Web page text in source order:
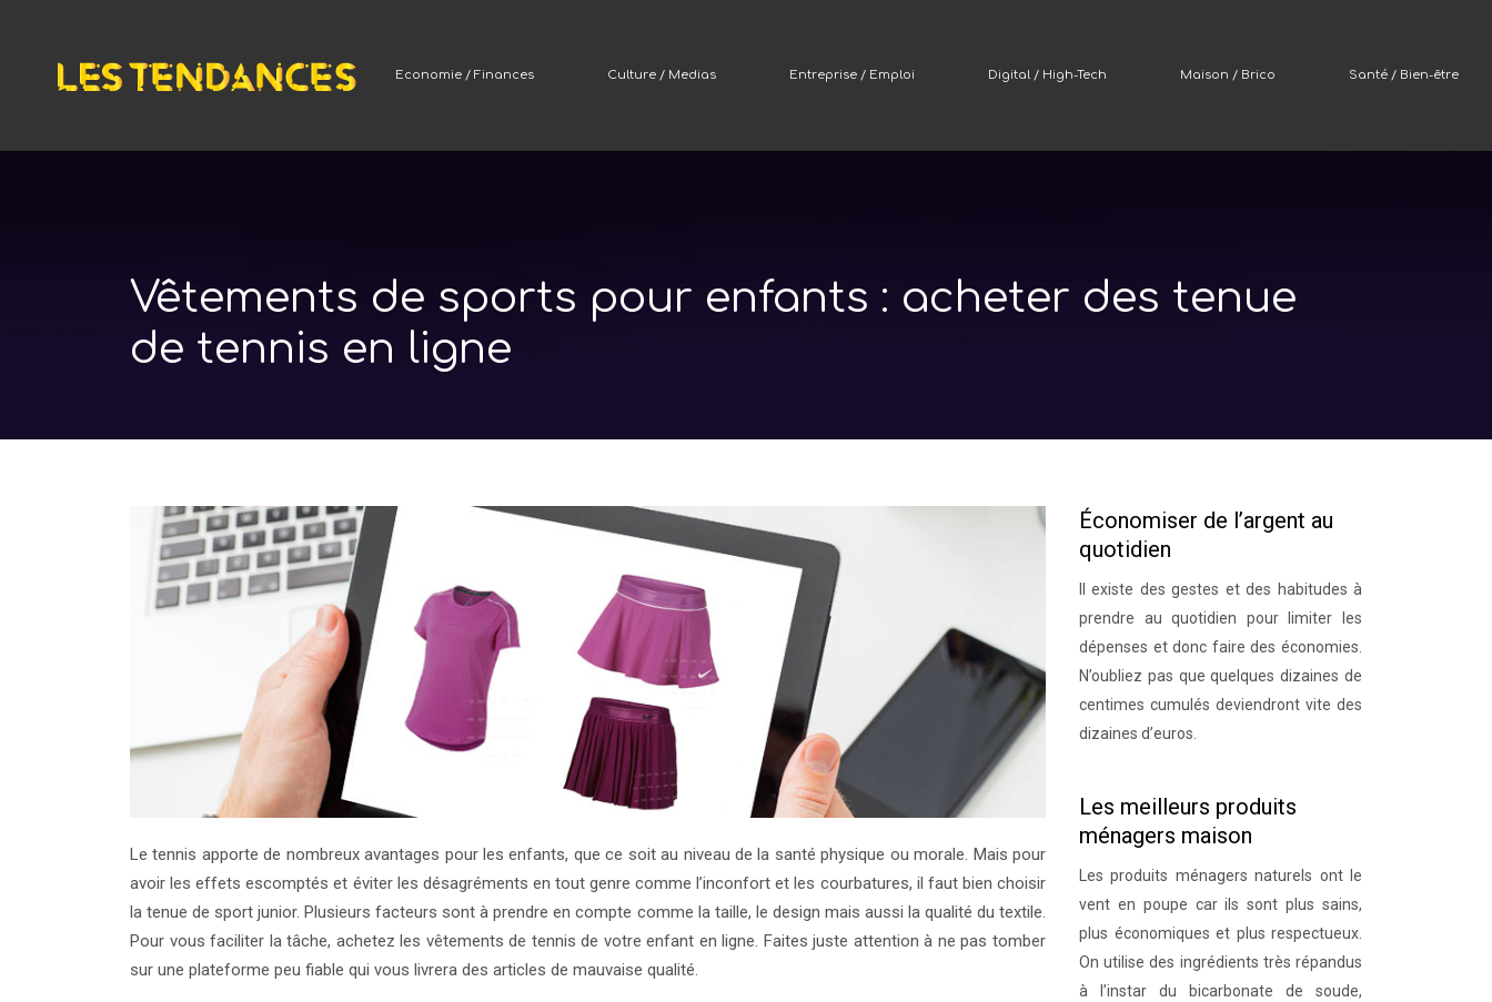
Economie / Finances Culture / Medias Entreprise / Emploi Digital / High-Tech Maison / Brico Santé / Bien-être
Vêtements de sports pour enfants : acheter des tenue
de tennis en ligne
Le tennis apporte de nombreux avantages pour les enfants, que ce soit au niveau de la santé physique ou morale. Mais pour
avoir les effets escomptés et éviter les désagréments en tout genre comme l’inconfort et les courbatures, il faut bien choisir
la tenue de sport junior. Plusieurs facteurs sont à prendre en compte comme la taille, le design mais aussi la qualité du textile.
Pour vous faciliter la tâche, achetez les vêtements de tennis de votre enfant en ligne. Faites juste attention à ne pas tomber
sur une plateforme peu fiable qui vous livrera des articles de mauvaise qualité.
Économiser de l’argent au
quotidien
Il existe des gestes et des habitudes à
prendre au quotidien pour limiter les
dépenses et donc faire des économies.
N’oubliez pas que quelques dizaines de
centimes cumulés deviendront vite des
dizaines d’euros.
Les meilleurs produits
ménagers maison
Les produits ménagers naturels ont le
vent en poupe car ils sont plus sains,
plus économiques et plus respectueux.
On utilise des ingrédients très répandus
à l’instar du bicarbonate de soude,